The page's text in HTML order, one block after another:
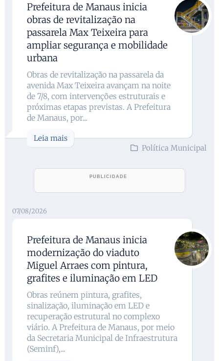
Prefeitura de Manaus inicia
obras de revitalização na
passarela Max Teixeira para
ampliar segurança e mobilidade
urbana
Obras de revitalização na passarela da
avenida Max Teixeira avançam na noite
de 7/8, com intervenções estruturais e
próximas etapas previstas. A Prefeitura
de Manaus, por...
Leia mais
Política Municipal
07/08/2026
Prefeitura de Manaus inicia
modernização do viaduto
Miguel Arraes com pintura,
grafites e iluminação em LED
Obras reúnem pintura, grafites,
sinalização, iluminação em LED e
recuperação estrutural no complexo
viário. A Prefeitura de Manaus, por meio
da Secretaria Municipal de Infraestrutura
(Seminf),...